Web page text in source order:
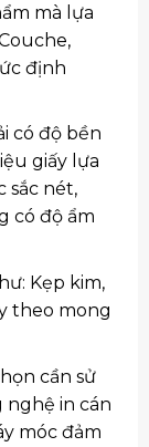
mà lựa
định
có độ bền
giấy lựa
sắc nét,
có độ ẩm
Kẹp kim,
theo mong
cần sử
nghệ in cán
móc đảm